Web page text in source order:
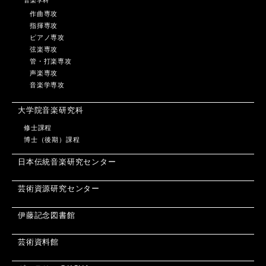
作曲専攻
指揮専攻
ピアノ専攻
弦楽専攻
管・打楽専攻
声楽専攻
音楽学専攻
大学院音楽研究科
修士課程
博士（後期）課程
日本伝統音楽研究センター
芸術資源研究センター
伊藤記念図書館
芸術資料館